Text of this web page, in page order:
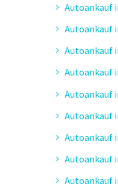
Autoankauf
Autoankauf
Autoankauf
Autoankauf
Autoankauf
Autoankauf
Autoankauf
Autoankauf
Autoankauf